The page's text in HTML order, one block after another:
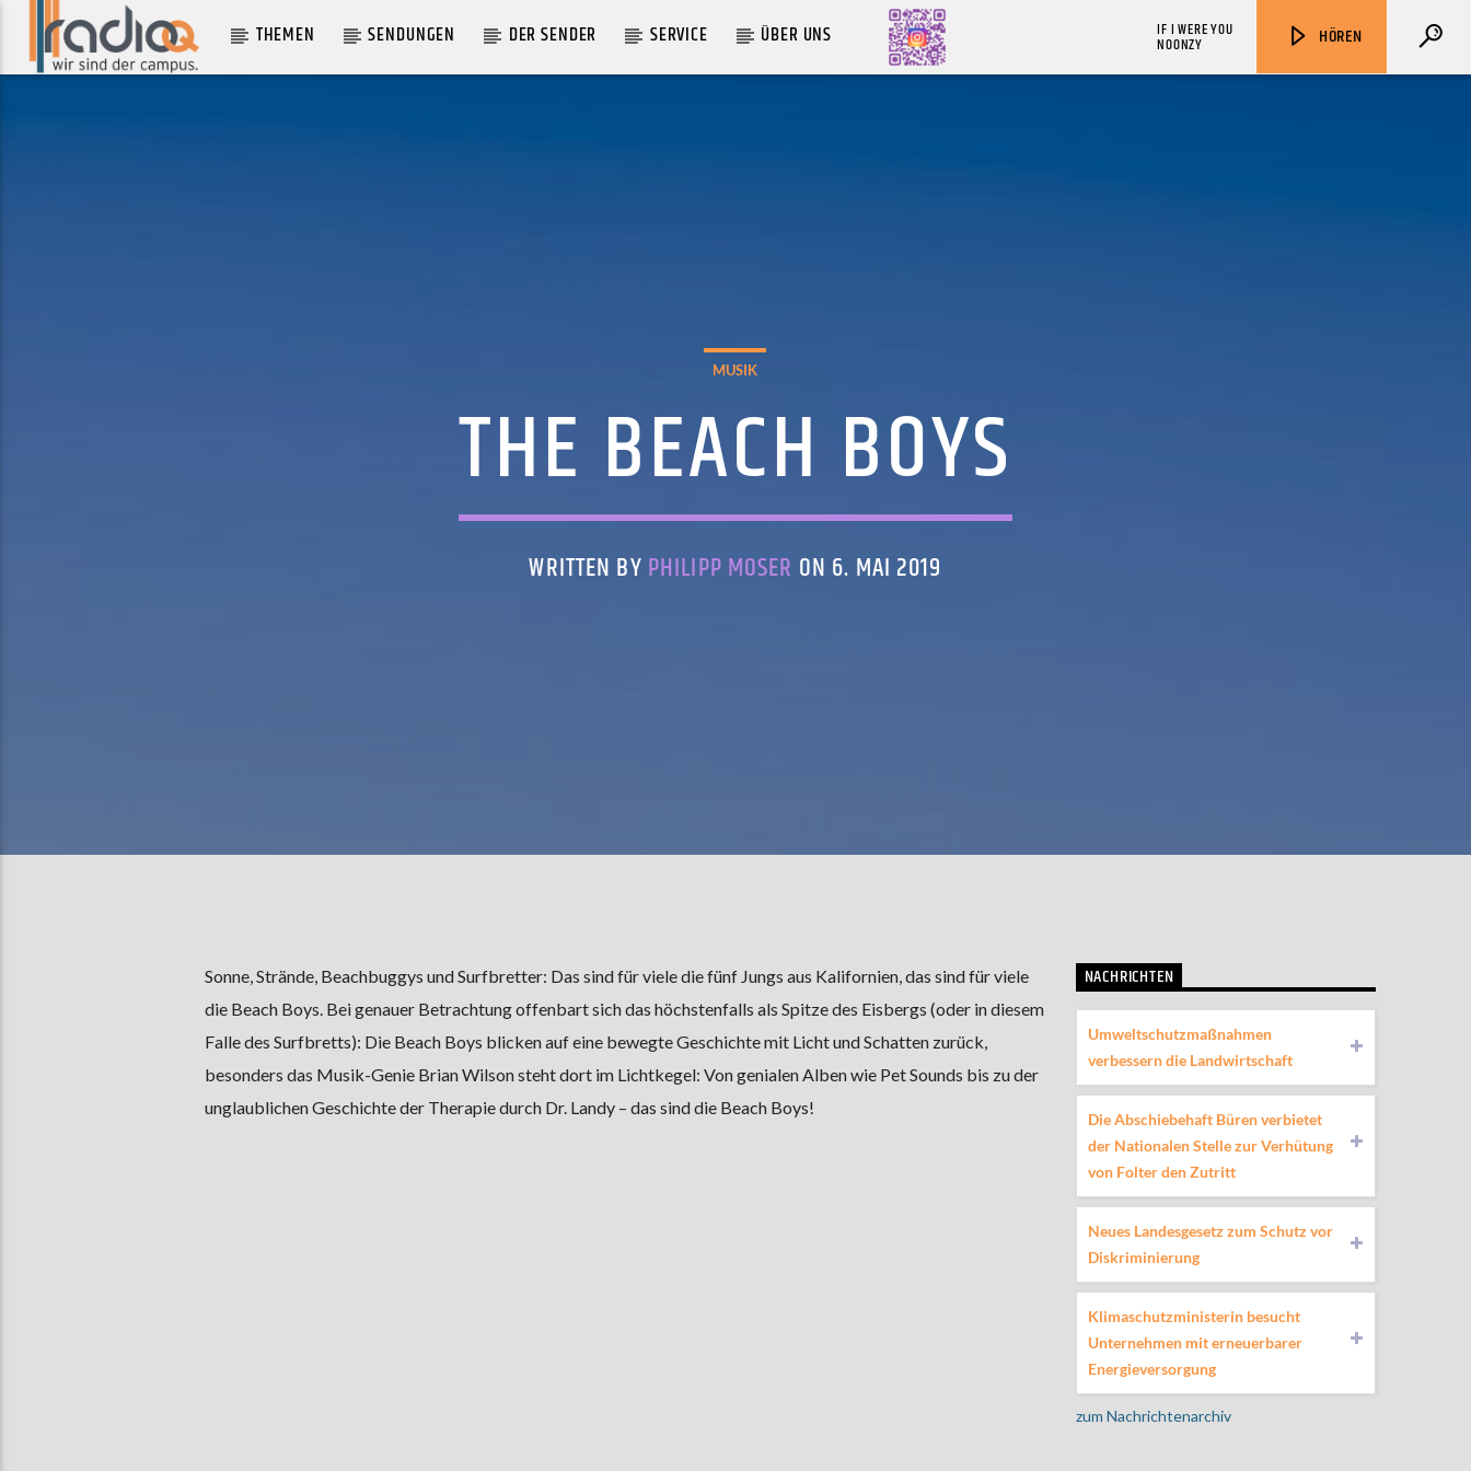
THEMEN SENDUNGEN DER SENDER SERVICE ÜBER UNS HÖREN
IF I WERE YOU
NOONZY
MUSIK
THE BEACH BOYS
WRITTEN BY PHILIPP MOSER ON 6. MAI 2019
Sonne, Strände, Beachbuggys und Surfbretter: Das sind für viele die fünf Jungs aus Kalifornien, das sind für viele
die Beach Boys. Bei genauer Betrachtung offenbart sich das höchstenfalls als Spitze des Eisbergs (oder in diesem
Falle des Surfbretts): Die Beach Boys blicken auf eine bewegte Geschichte mit Licht und Schatten zurück,
besonders das Musik-Genie Brian Wilson steht dort im Lichtkegel: Von genialen Alben wie Pet Sounds bis zu der
unglaublichen Geschichte der Therapie durch Dr. Landy – das sind die Beach Boys!
NACHRICHTEN
Umweltschutzmaßnahmen
verbessern die Landwirtschaft
Die Abschiebehaft Büren verbietet
der Nationalen Stelle zur Verhütung
von Folter den Zutritt
Neues Landesgesetz zum Schutz vor
Diskriminierung
Klimaschutzministerin besucht
Unternehmen mit erneuerbarer
Energieversorgung
zum Nachrichtenarchiv